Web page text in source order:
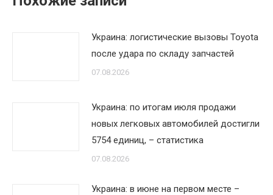
Украина: логистические вызовы Toyota
после удара по складу запчастей
07.08.2026
Украина: по итогам июля продажи
новых легковых автомобилей достигли
5754 единиц, – статистика
07.08.2026
Украина: в июне на первом месте –